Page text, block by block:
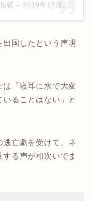
稿 – 2019年12月月31日午前12時09分PST
国したという声明
は「寝耳に水で大変
ることはない」と
逃亡劇を受けて、ネ
る声が相次いでま